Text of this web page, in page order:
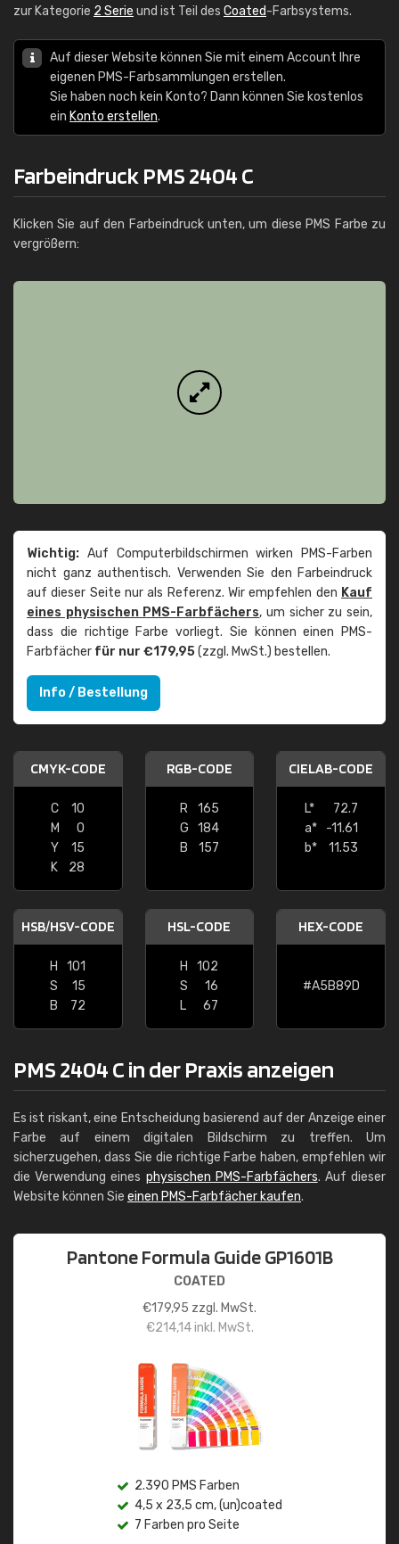
zur Kategorie 2 Serie und ist Teil des Coated-Farbsystems.
Auf dieser Website können Sie mit einem Account Ihre
eigenen PMS-Farbsammlungen erstellen.
Sie haben noch kein Konto? Dann können Sie kostenlos
ein Konto erstellen.
Farbeindruck PMS 2404 C
Klicken Sie auf den Farbeindruck unten, um diese PMS Farbe zu
vergrößern:
Wichtig: Auf Computerbildschirmen wirken PMS-Farben
nicht ganz authentisch. Verwenden Sie den Farbeindruck
auf dieser Seite nur als Referenz. Wir empfehlen den Kauf
eines physischen PMS-Farbfächers, um sicher zu sein,
dass die richtige Farbe vorliegt. Sie können einen PMS-
Farbfächer für nur €179,95(zzgl. MwSt.) bestellen.
Info / Bestellung
CMYK-CODE
C
10
M
0
Y
15
K
28
RGB-CODE
R
165
G
184
B
157
CIELAB-CODE
L*
72.7
a*
-11.61
b*
11.53
HSB/HSV-CODE
H
101
S
15
B
72
HSL-CODE
H
102
S
16
L
67
HEX-CODE
#A5B89D
PMS 2404 C in der Praxis anzeigen
Es ist riskant, eine Entscheidung basierend auf der Anzeige einer
Farbe auf einem digitalen Bildschirm zu treffen. Um
sicherzugehen, dass Sie die richtige Farbe haben, empfehlen wir
die Verwendung eines physischen PMS-Farbfächers. Auf dieser
Website können Sie einen PMS-Farbfächer kaufen.
Pantone Formula Guide GP1601B
COATED
€179,95 zzgl. MwSt.
€214,14inkl. MwSt.
2.390 PMS Farben
4,5 x 23,5 cm, (un)coated
7 Farben pro Seite